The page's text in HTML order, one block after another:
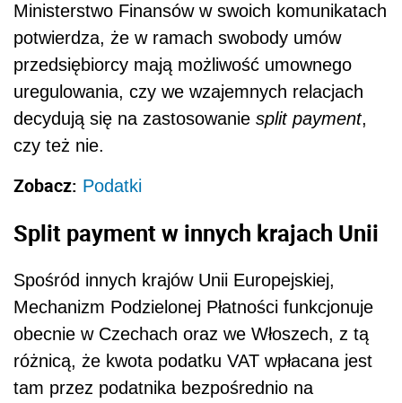
Ministerstwo Finansów w swoich komunikatach
potwierdza, że w ramach swobody umów
przedsiębiorcy mają możliwość umownego
uregulowania, czy we wzajemnych relacjach
decydują się na zastosowanie split payment,
czy też nie.
Zobacz: Podatki
Split payment w innych krajach Unii
Spośród innych krajów Unii Europejskiej,
Mechanizm Podzielonej Płatności funkcjonuje
obecnie w Czechach oraz we Włoszech, z tą
różnicą, że kwota podatku VAT wpłacana jest
tam przez podatnika bezpośrednio na